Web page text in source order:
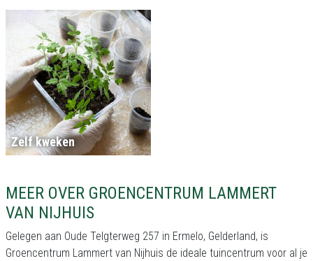
Zelf kweken
MEER OVER GROENCENTRUM LAMMERT
VAN NIJHUIS
Gelegen aan Oude Telgterweg 257 in Ermelo, Gelderland, is
Groencentrum Lammert van Nijhuis de ideale tuincentrum voor al je